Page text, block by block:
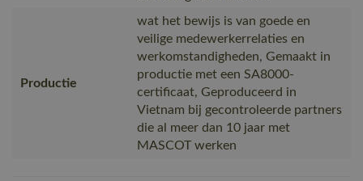
Productie
wat het bewijs is van goede en
veilige medewerkerrelaties en
werkomstandigheden, Gemaakt in
productie met een SA8000-
certificaat, Geproduceerd in
Vietnam bij gecontroleerde partners
die al meer dan 10 jaar met
MASCOT werken